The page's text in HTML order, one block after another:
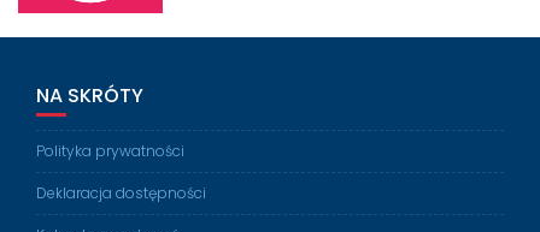
NA SKRÓTY
Polityka prywatności
Deklaracja dostępności